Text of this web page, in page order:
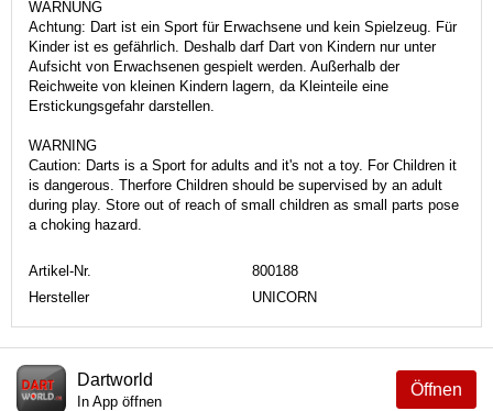
WARNUNG
Achtung: Dart ist ein Sport für Erwachsene und kein Spielzeug. Für
Kinder ist es gefährlich. Deshalb darf Dart von Kindern nur unter
Aufsicht von Erwachsenen gespielt werden. Außerhalb der
Reichweite von kleinen Kindern lagern, da Kleinteile eine
Erstickungsgefahr darstellen.
WARNING
Caution: Darts is a Sport for adults and it's not a toy. For Children it
is dangerous. Therfore Children should be supervised by an adult
during play. Store out of reach of small children as small parts pose
a choking hazard.
Artikel-Nr.
800188
Hersteller
UNICORN
Öffnen
Dartworld
In App öffnen